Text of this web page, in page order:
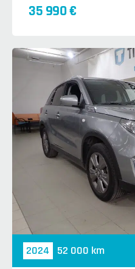
35 990 €
2024 52 000 km